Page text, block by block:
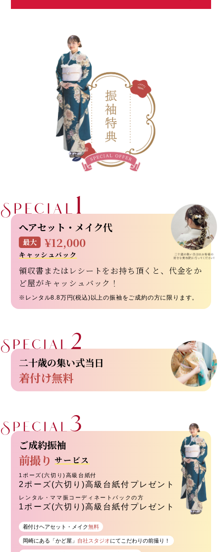
へアセット・メイク代
最大 ¥12,000
キャッシュバック
領収書またはレシートをお持ち頂くと、代金をか
ど屋がキャッシュバック！
※レンタル8.8万円(税込)以上の振袖をご成約の方に限ります。
二十歳の集い式当日
着付け無料
ご成約振袖
前撮り サービス
1ポーズ(六切り)高級台紙付
2ポーズ(六切り)高級台紙付プレゼント
レンタル・ママ振コーディネートパックの方
1ポーズ(六切り)高級台紙付プレゼント
着付けヘアセット・メイク無料
岡崎にある「かど屋」 自社スタジオにてこだわりの前撮り！